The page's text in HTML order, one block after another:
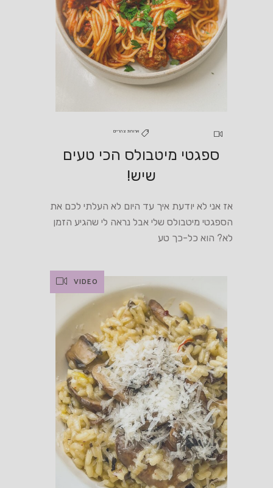
ארוחת צהריים
ספגטי מיטבולס הכי טעים
שיש!
אז אני לא יודעת איך עד היום לא העלתי לכם את
הספגטי מיטבולס שלי אבל נראה לי שהגיע הזמן
לא? הוא כל-כך טע
VIDEO